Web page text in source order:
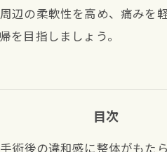
辺の柔軟性を高め、痛み
を目指しましょう。
目次
術後の違和感に整体がもた